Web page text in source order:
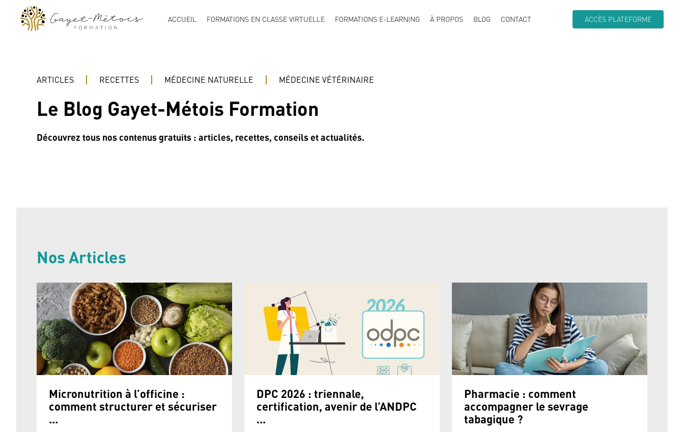
ACCUEIL FORMATIONS EN CLASSE VIRTUELLE FORMATIONS E-LEARNING À PROPOS BLOG CONTACT ACCÈS PLATEFORME
ARTICLES RECETTES MÉDECINE NATURELLE MÉDECINE VÉTÉRINAIRE
Le Blog Gayet-Métois Formation
Découvrez tous nos contenus gratuits : articles, recettes, conseils et actualités.
Nos Articles
Micronutrition à l’officine :
comment structurer et sécuriser
...
DPC 2026 : triennale,
certification, avenir de l’ANDPC
...
Pharmacie : comment
accompagner le sevrage
tabagique ?